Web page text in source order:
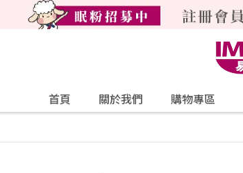
首頁 關於我們 購物專區